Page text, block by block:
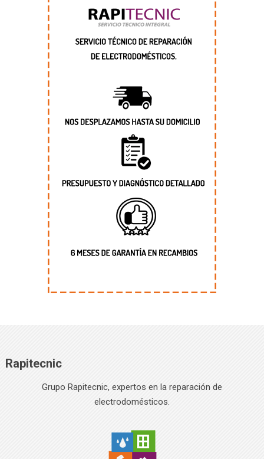
Rapitecnic
Grupo Rapitecnic, expertos en la reparación de
electrodomésticos.